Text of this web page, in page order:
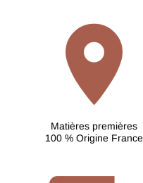
location_on
Matières premières
100 % Origine France